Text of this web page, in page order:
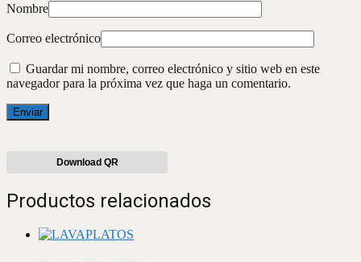
Nombre
Correo electrónico
Guardar mi nombre, correo electrónico y sitio web en este
navegador para la próxima vez que haga un comentario.
Download QR
Productos relacionados